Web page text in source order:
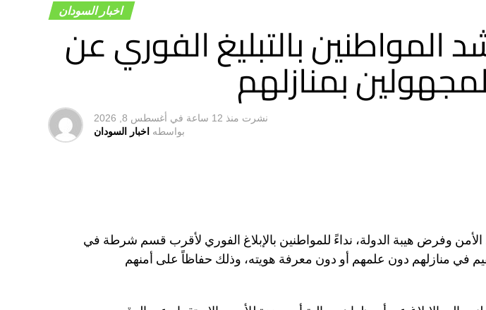
المواطنين إلى إيجار شققهم السكنية وهو نشاط مشروع وذو فائدة
لكن يجب أن يتم وفقاً للضوابط حتى لا يتم استغلاله في أنشطة مشبوهة
المكاتب العقارية والشقق المفروشة، خالد يس، أن الحملة مهمة وكشفت
اخبار السودان
المواطنين بالتبليغ الفوري عن
بمنازلهم
نشرت منذ 12 ساعة في أغسطس 8, 2026
بواسطه اخبار السودان
وفرض هيبة الدولة، نداءً للمواطنين بالإبلاغ الفوري لأقرب قسم شرطة في
منازلهم دون علمهم أو دون معرفة هويته، وذلك حفاظاً على أمنهم